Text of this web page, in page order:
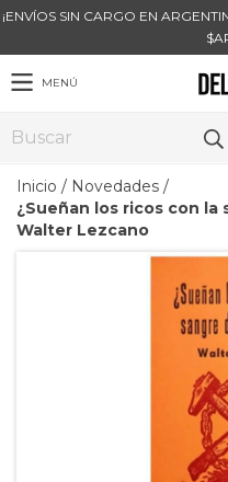
¡ENVÍOS SIN CARGO EN
MENÚ
Inicio / Novedades /
¿Sueñan los ricos con la
Walter Lezcano